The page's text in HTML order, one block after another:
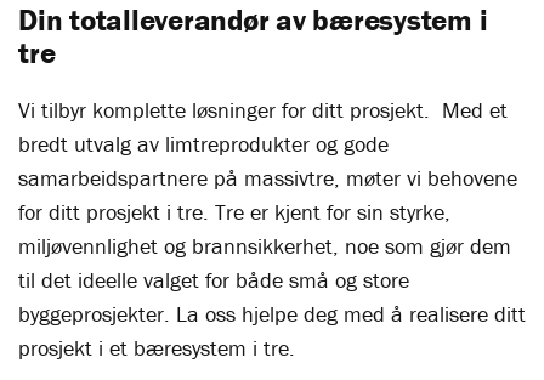
Din totalleverandør av bæresystem i
tre
Vi tilbyr komplette løsninger for ditt prosjekt. Med et
bredt utvalg av limtreprodukter og gode
samarbeidspartnere på massivtre, møter vi behovene
for ditt prosjekt i tre. Tre er kjent for sin styrke,
miljøvennlighet og brannsikkerhet, noe som gjør dem
til det ideelle valget for både små og store
byggeprosjekter. La oss hjelpe deg med å realisere ditt
prosjekt i et bæresystem i tre.